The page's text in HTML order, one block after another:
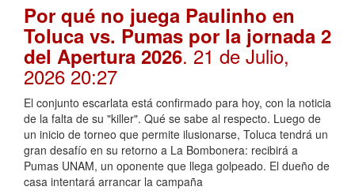
Por qué no juega Paulinho en
Toluca vs. Pumas por la jornada 2
del Apertura 2026. 21 de Julio,
2026 20:27
El conjunto escarlata está confirmado para hoy, con la noticia
de la falta de su "killer". Qué se sabe al respecto. Luego de
un inicio de torneo que permite ilusionarse, Toluca tendrá un
gran desafío en su retorno a La Bombonera: recibirá a
Pumas UNAM, un oponente que llega golpeado. El dueño de
casa intentará arrancar la campaña